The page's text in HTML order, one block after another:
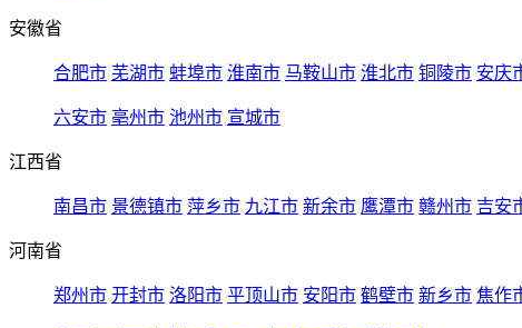
安徽省
合肥市 芜湖市 蚌埠市 淮南市 马鞍山市 淮北市 铜陵市 安庆
六安市 亳州市 池州市 宣城市
江西省
南昌市 景德镇市 萍乡市 九江市 新余市 鹰潭市 赣州市 吉安
河南省
郑州市 开封市 洛阳市 平顶山市 安阳市 鹤壁市 新乡市 焦作